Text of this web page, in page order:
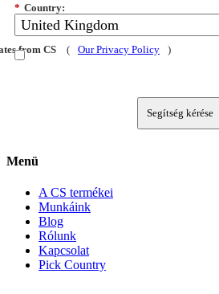
* Country:
from CS ( Our Privacy Policy )
Segítség kérése
Menü
A CS termékei
Munkáink
Blog
Rólunk
Kapcsolat
Pick Country